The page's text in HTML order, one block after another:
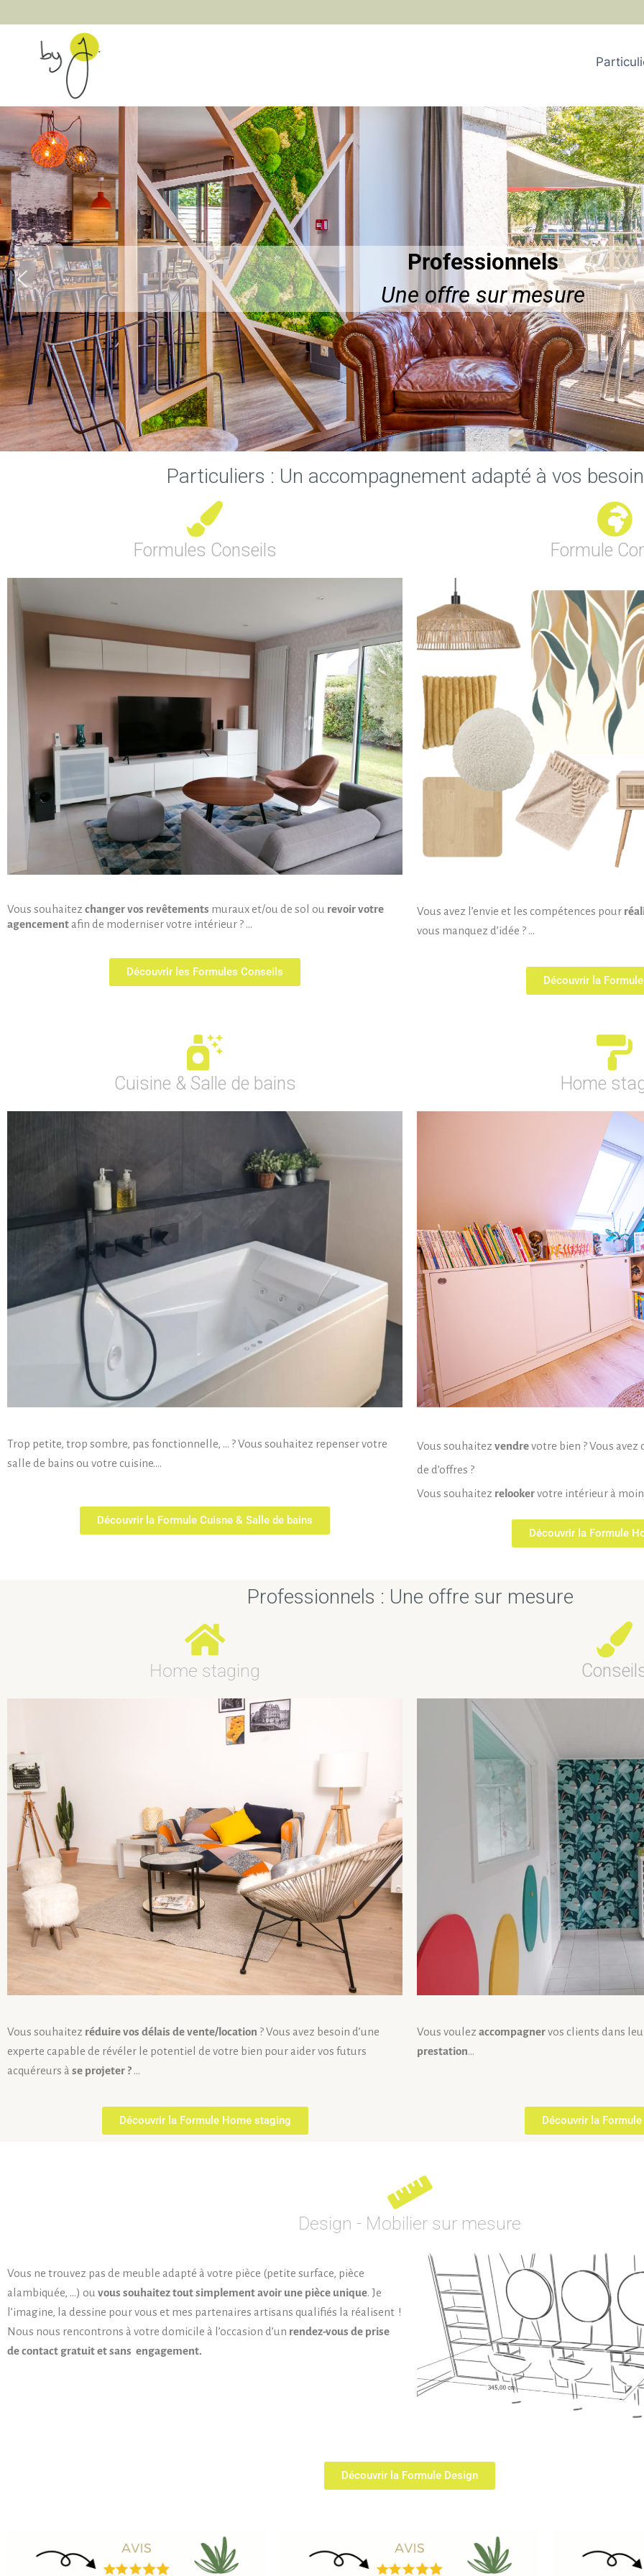
Professionnels
Une offre sur mesure
Particuliers : Un accompagnement adapté à vos
Formules Conseils
Vous souhaitez changer vos revêtements muraux et/ou de sol ou revoir votre
agencement afin de moderniser votre intérieur ? …
Découvrir les Formules Conseils
Formule
Vous avez l’envie et les compétences pour
vous manquez d’idée ? …
Découvrir la
Cuisine & Salle de bains
Trop petite, trop sombre, pas fonctionnelle, … ? Vous souhaitez repenser votre
salle de bains ou votre cuisine….
Découvrir la Formule Cuisne & Salle de bains
Home
Vous souhaitez vendrevotre bien ? Vous
de d’offres ?
Vous souhaitez relookervotre intérieur à
Découvrir la Formule
Professionnels : Une offre sur mesure
Home staging
Vous souhaitez réduire vos délais de vente/location ? Vous avez besoin d’une
experte capable de révéler le potentiel de votre bien pour aider vos futurs
acquéreurs à se projeter ? …
Découvrir la Formule Home staging
Vous voulez accompagnervos clients dans
prestation…
Découvrir la
Design - Mobilier sur mesure
Vous ne trouvez pas de meuble adapté à votre pièce (petite surface, pièce
alambiquée, …) ou vous souhaitez tout simplement avoir une pièce unique. Je
l’imagine, la dessine pour vous et mes partenaires artisans qualifiés la réalisent !
Nous nous rencontrons à votre domicile à l’occasion d’un rendez-vous de prise
de contact gratuit et sans engagement.
Découvrir la Formule Design